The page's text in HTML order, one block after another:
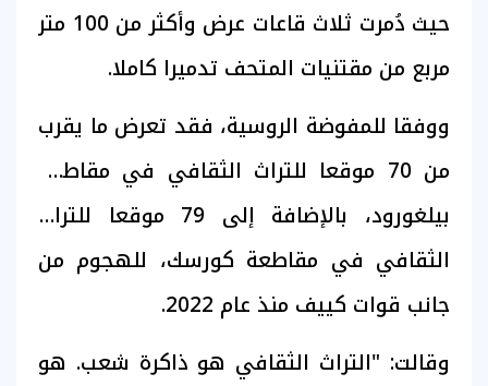
حيث دُمرت ثلاث قاعات عرض وأكثر من 100 متر
مربع من مقتنيات المتحف تدميرا كاملا.
ووفقا للمفوضة الروسية، فقد تعرض ما يقرب
من 70 موقعا للتراث الثقافي في مقاطعة
بيلغورود، بالإضافة إلى 79 موقعا للتراث
الثقافي في مقاطعة كورسك، للهجوم من
جانب قوات كييف منذ عام 2022.
وقالت: "التراث الثقافي هو ذاكرة شعب. هو